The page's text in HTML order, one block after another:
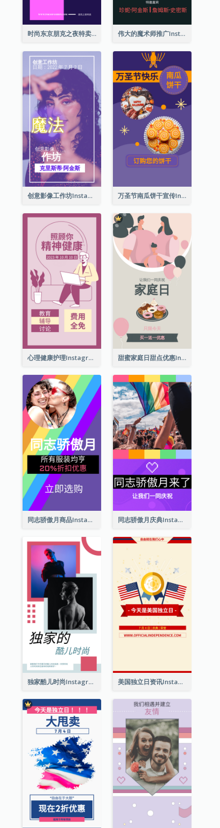
时尚东京朋克之夜特卖Instagram限时动态 伟大的魔术师推广Instagram限时动态
创意影像工作坊Instagram限时动态 万圣节南瓜饼干宣传Instagram限时动态
心理健康护理Instagram限时动态 甜蜜家庭日甜点优惠Instagram限时动态
同志骄傲月商品Instagram限时动态 同志骄傲月庆典Instagram限时动态
独家酷儿时尚Instagram限时动态 美国独立日资讯Instagram限时动态